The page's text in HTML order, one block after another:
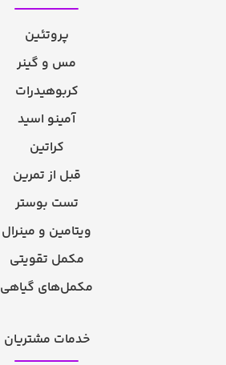
پروتئین
مس و گینر
کربوهیدرات
آمینو اسید
کراتین
قبل از تمرین
تست بوستر
ویتامین و مینرال
مکمل تقویتی
مکمل‌های گیاهی
خدمات مشتریان